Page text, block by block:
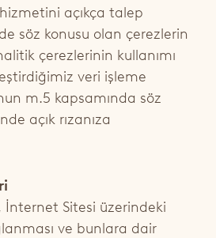
açıkça talep
söz konusu olan çerezlerin
çerezlerinin kullanımı
veri işleme
m.5 kapsamında söz
açık rızanıza
İnternet Sitesi üzerindeki
ve bunlara dair